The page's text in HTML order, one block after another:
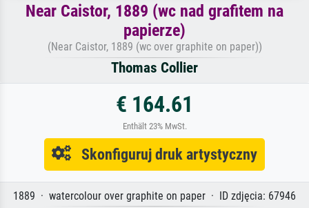
Near Caistor, 1889 (wc nad grafitem na
papierze)
(Near Caistor, 1889 (wc over graphite on paper))
Thomas Collier
€ 164.61
Enthält 23% MwSt.
Skonfiguruj druk artystyczny
1889 · watercolour over graphite on paper · ID zdjęcia: 67946